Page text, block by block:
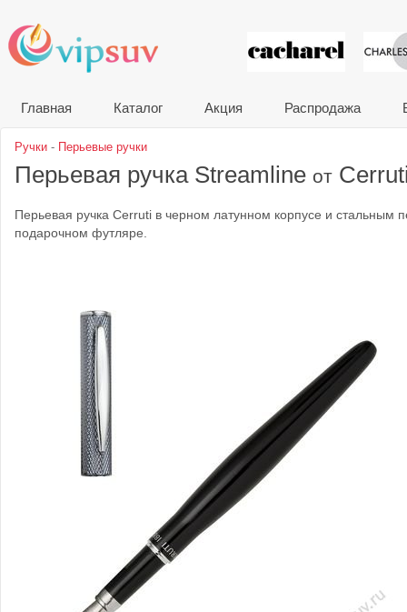
VIP
Главная Каталог Акция Распродажа
Ручки - Перьевые ручки
Перьевая ручка Streamline от
Перьевая ручка Cerruti в черном латунном корпусе и стальным
подарочном футляре.